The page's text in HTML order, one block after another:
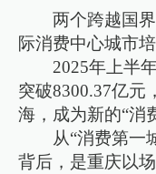
两个跨越国
际消费中心城市
2025年上半
突破8300.37亿元
海，成为新的“消
从“消费第一
背后，是重庆以